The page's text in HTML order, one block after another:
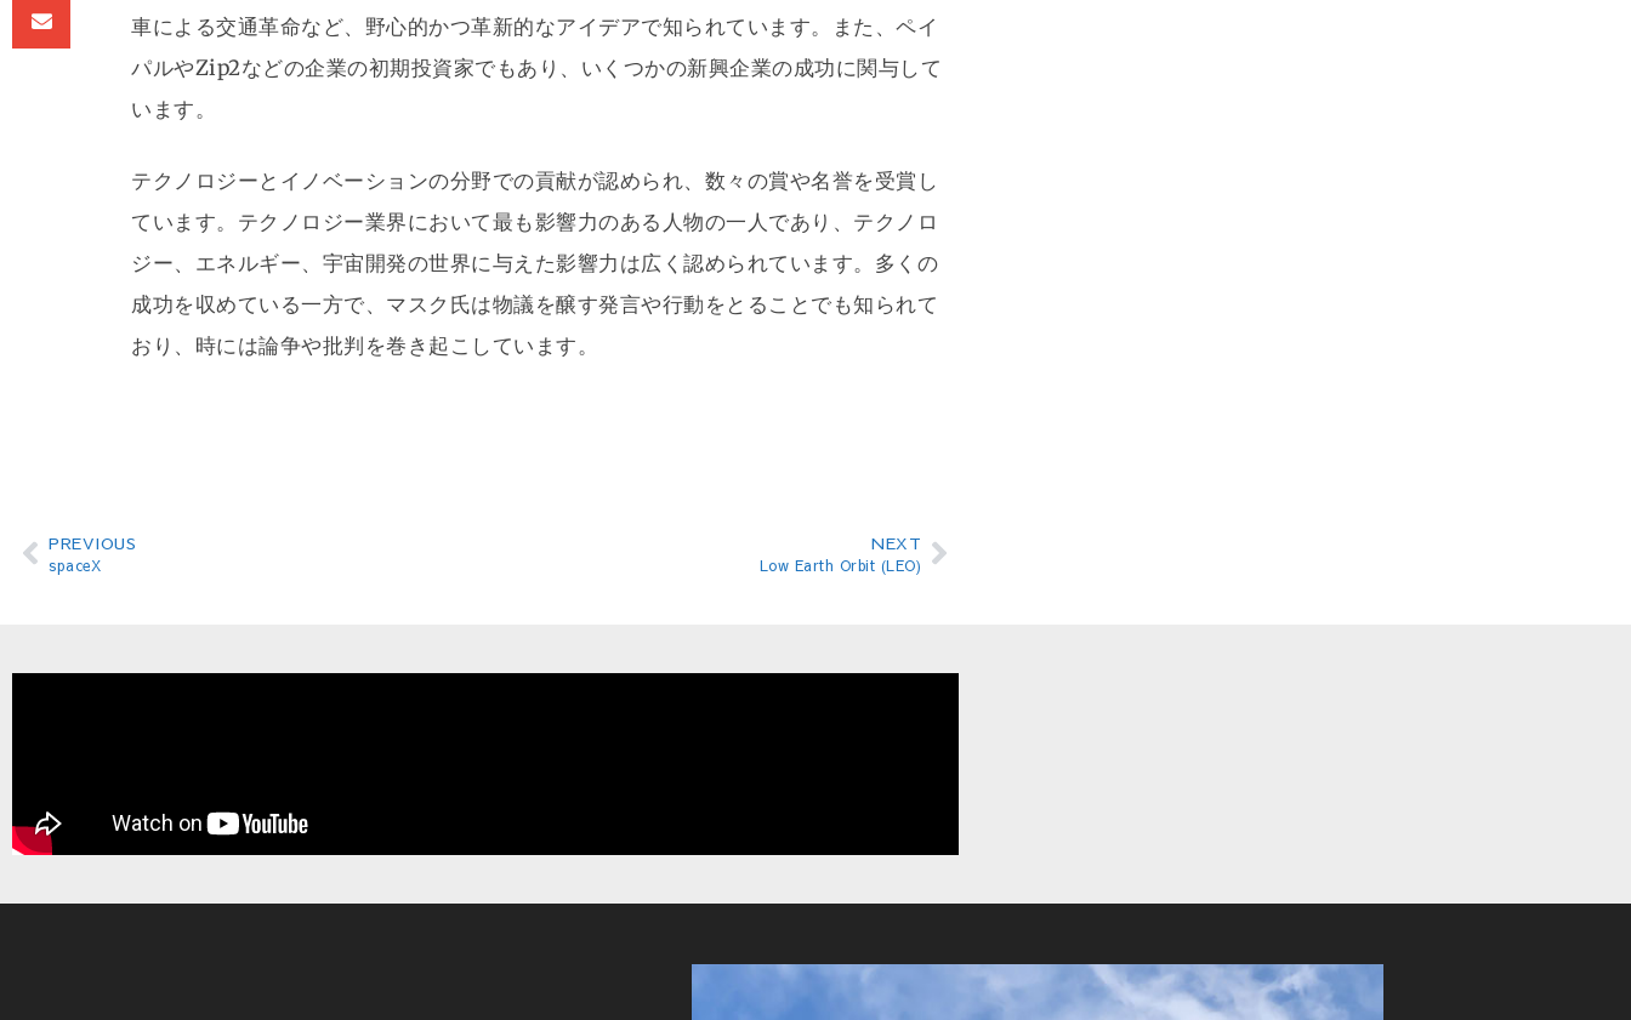
車による交通革命など、野心的かつ革新的なアイデアで知られています。また、ペイ
パルやZip2などの企業の初期投資家でもあり、いくつかの新興企業の成功に関与して
います。
テクノロジーとイノベーションの分野での貢献が認められ、数々の賞や名誉を受賞し
ています。テクノロジー業界において最も影響力のある人物の一人であり、テクノロ
ジー、エネルギー、宇宙開発の世界に与えた影響力は広く認められています。多くの
成功を収めている一方で、マスク氏は物議を醸す発言や行動をとることでも知られて
おり、時には論争や批判を巻き起こしています。
PREVIOUS
spaceX
NEXT
Low Earth Orbit (LEO)